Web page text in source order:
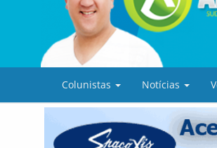
Colunistas Notícias